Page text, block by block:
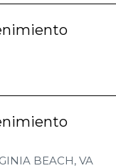
BEACH, VA